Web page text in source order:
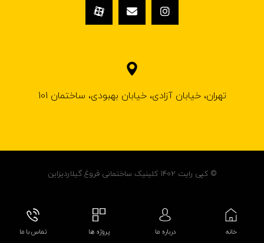
تهران، خیابان آزادی، خیابان بهبودی، ساختمان 101
© کپی رایت ۱۴۰۲ کلینیک ساختمانی فروغ گیلاردیزاین
خانه درباره ما پروژه ها تماس با ما